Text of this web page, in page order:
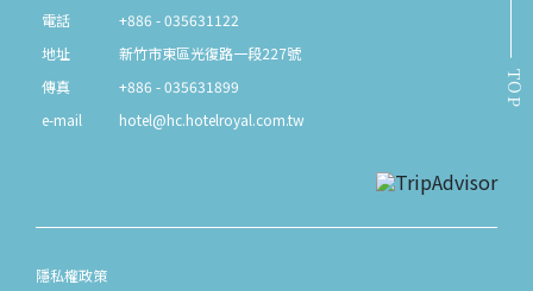
TOP
電話
+886 - 035631122
地址
新竹市東區光復路一段227號
傳真
+886 - 035631899
e-mail
hotel@hc.hotelroyal.com.tw
隱私權政策